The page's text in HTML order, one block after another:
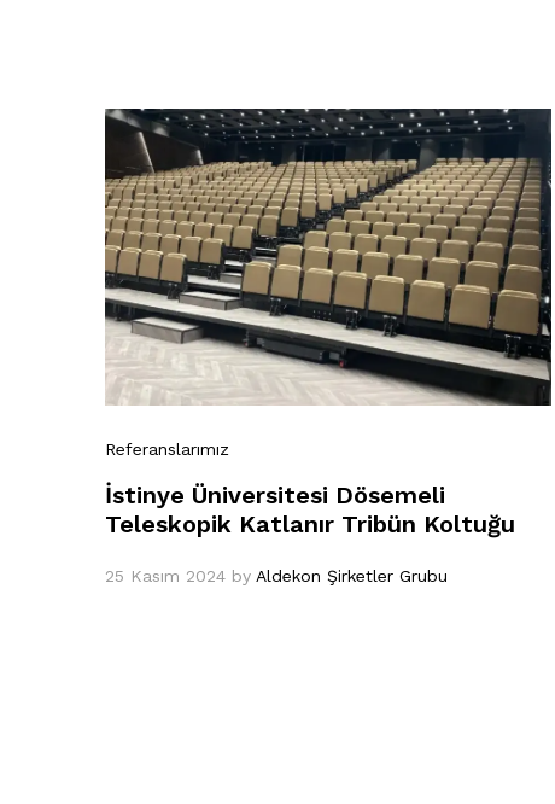
Referanslarımız
İstinye Üniversitesi Dösemeli
Teleskopik Katlanır Tribün Koltuğu
25 Kasım 2024 by Aldekon Şirketler Grubu